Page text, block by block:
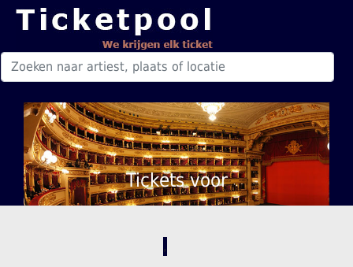
Tickets voor
,